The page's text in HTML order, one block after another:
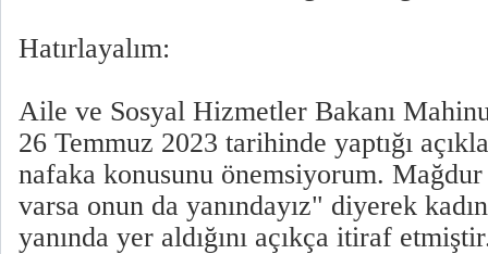
Hatırlayalım:
Aile ve Sosyal Hizmetler Bakanı
26 Temmuz 2023 tarihinde yaptığı
nafaka konusunu önemsiyorum.
varsa onun da yanındayız" diyerek
yanında yer aldığını açıkça itiraf